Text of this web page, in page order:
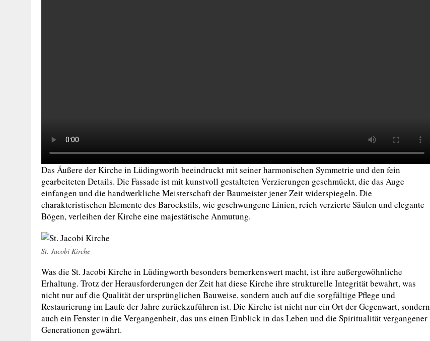
Das Äußere der Kirche in Lüdingworth beeindruckt mit seiner harmonischen Symmetrie und den fein
gearbeiteten Details. Die Fassade ist mit kunstvoll gestalteten Verzierungen geschmückt, die das Auge
einfangen und die handwerkliche Meisterschaft der Baumeister jener Zeit widerspiegeln. Die
charakteristischen Elemente des Barockstils, wie geschwungene Linien, reich verzierte Säulen und elegante
Bögen, verleihen der Kirche eine majestätische Anmutung.
St. Jacobi Kirche
Was die St. Jacobi Kirche in Lüdingworth besonders bemerkenswert macht, ist ihre außergewöhnliche
Erhaltung. Trotz der Herausforderungen der Zeit hat diese Kirche ihre strukturelle Integrität bewahrt, was
nicht nur auf die Qualität der ursprünglichen Bauweise, sondern auch auf die sorgfältige Pflege und
Restaurierung im Laufe der Jahre zurückzuführen ist. Die Kirche ist nicht nur ein Ort der Gegenwart, sondern
auch ein Fenster in die Vergangenheit, das uns einen Einblick in das Leben und die Spiritualität vergangener
Generationen gewährt.